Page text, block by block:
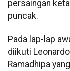
persaingan
puncak.
Pada lap-lap
diikuti
Ramadhipa